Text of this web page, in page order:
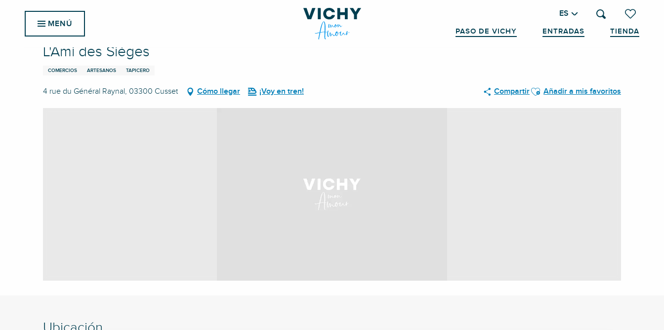
Voir les
Buscar
ES
PASO DE VICHY ENTRADAS TIENDA
MENÚ
Inicio L'Ami des Sièges
L'Ami des Sièges
COMERCIOS ARTESANOS TAPICERO
4 rue du Général Raynal, 03300 Cusset Cómo llegar ¡Voy en tren! CompartirAjouter aux favoris
Añadir a mis favoritos